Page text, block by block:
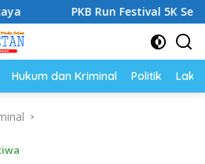
Run Festival 5K Semarakkan
Hukum dan Kriminal Politik